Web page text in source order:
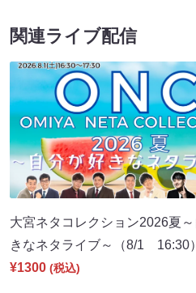
関連ライブ配信
大宮ネタコレクション2026夏
きなネタライブ～（8/1 16:30）
¥1300 (税込)